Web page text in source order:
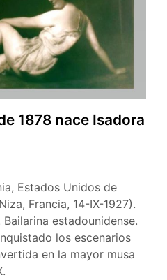
1878 nace Isadora
Estados Unidos de
Francia, 14-IX-1927).
estadounidense.
los escenarios
en la mayor musa